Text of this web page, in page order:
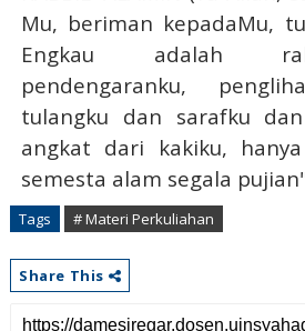
Mu, beriman kepadaMu,
Engkau adalah
pendengaranku,
tulangku dan sarafku
angkat dari kakiku,
semesta alam segala
Tags # Materi Perkuliahan
Share This